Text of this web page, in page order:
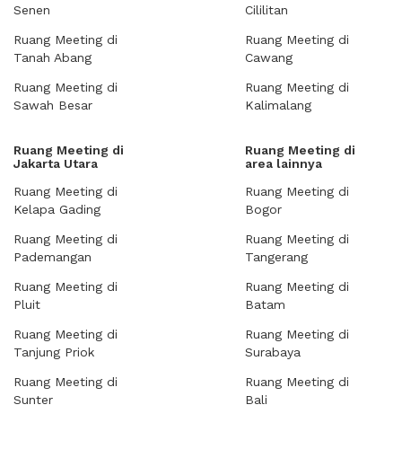
Senen
Ruang Meeting di
Tanah Abang
Ruang Meeting di
Sawah Besar
Cililitan
Ruang Meeting di
Cawang
Ruang Meeting di
Kalimalang
Ruang Meeting di
Jakarta Utara
Ruang Meeting di
Kelapa Gading
Ruang Meeting di
Pademangan
Ruang Meeting di
Pluit
Ruang Meeting di
Tanjung Priok
Ruang Meeting di
Sunter
Ruang Meeting di
area lainnya
Ruang Meeting di
Bogor
Ruang Meeting di
Tangerang
Ruang Meeting di
Batam
Ruang Meeting di
Surabaya
Ruang Meeting di
Bali